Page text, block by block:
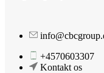
+4570603307
Kontakt os